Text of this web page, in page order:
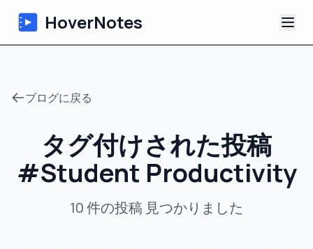
HoverNotes
AI動画ノート
チュートリアル
について
ブログに戻る
タグ付けされた投稿
#Student Productivity
10件の投稿 見つかりました